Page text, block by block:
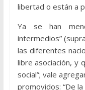
libertad o están a
Ya se han
intermedios”
las diferentes
libre asociación, y
social”; vale
promovidos: “De